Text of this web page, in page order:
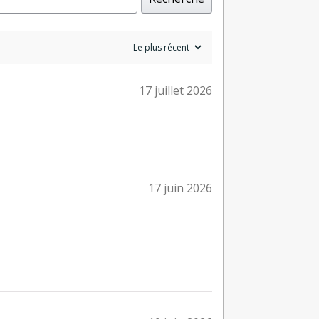
17 juillet 2026
17 juin 2026